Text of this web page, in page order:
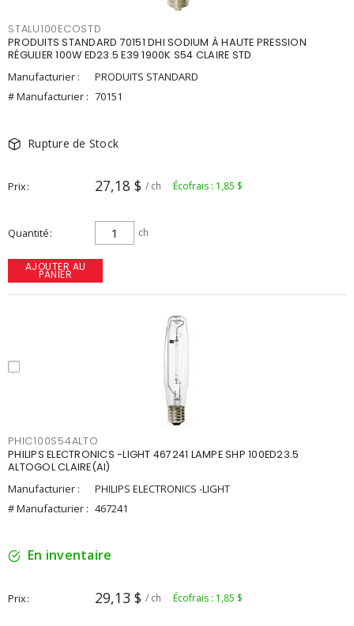
STALU100ECOSTD
PRODUITS STANDARD 70151 DHI SODIUM À HAUTE PRESSION
RÉGULIER 100W ED23.5 E39 1900K S54 CLAIRE STD
Manufacturier :
PRODUITS STANDARD
# Manufacturier : 70151
Rupture de Stock
Prix 27,18 $ / ch Écofrais : 1,85 $
Quantité ch
AJOUTER AU
PANIER
PHIC100S54ALTO
PHILIPS ELECTRONICS -LIGHT 467241 LAMPE SHP 100ED23.5
ALTOGOL CLAIRE(AI)
Manufacturier :
PHILIPS ELECTRONICS -LIGHT
# Manufacturier : 467241
En inventaire
Prix 29,13 $ / ch Écofrais : 1,85 $